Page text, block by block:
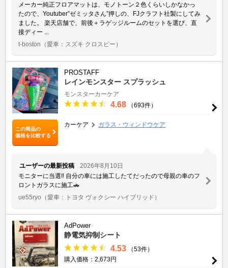
メーカー純正フロアマットは、モノトーン２色くらいしかなかっ
たので、Youtuber”ゼミッタさん”押しの、FJクラフト社製にしてみ
ました。 楽天店舗で、前後＋ラゲッジルームのセットを選び、直
接ディー ...
t-boston （愛車：スズキ クロスビー）
この商品の
価格を比較する
PROSTAFF
レインモンスター スプラッシュ
モンスターカーケア
4.68 （693件）
カーケア ガラス・ウィンドウケア
ユーザーの最新投稿
2026年8月10日
モニターに当選‼️ 自分の車には施工したてだったので母親の車のフ
ロントガラスに施工🚗
ue55ryo （愛車：トヨタ ヴォクシー ハイブリッド）
AdPower
静電気抑制シート
4.53
（53件）
購入価格：2,673円